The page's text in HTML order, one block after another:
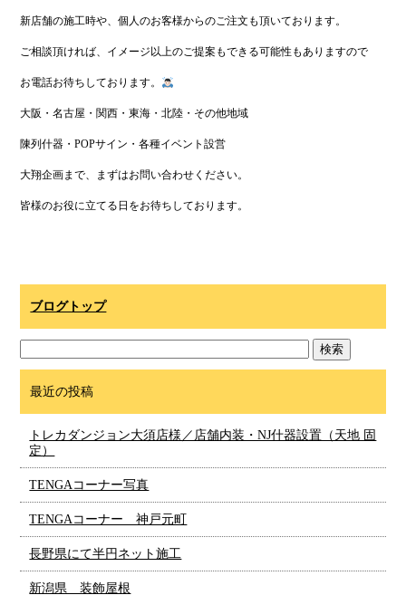
新店舗の施工時や、個人のお客様からのご注文も頂いております。
ご相談頂ければ、イメージ以上のご提案もできる可能性もありますので
お電話お待ちしております。
大阪・名古屋・関西・東海・北陸・その他地域
陳列什器・POPサイン・各種イベント設営
大翔企画まで、まずはお問い合わせください。
皆様のお役に立てる日をお待ちしております。
ブログトップ
最近の投稿
トレカダンジョン大須店様／店舗内装・NJ什器設置（天地 固
定）
TENGAコーナー写真
TENGAコーナー 神戸元町
長野県にて半円ネット施工
新潟県 装飾屋根